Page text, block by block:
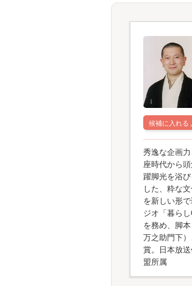
候補に入れる
秀逸な企画
座時代から
躍脚光を浴
した、粋な
を新しい形
ジオ「暮ら
を務め、脚
万之助門下
賞。日本放
盟所属